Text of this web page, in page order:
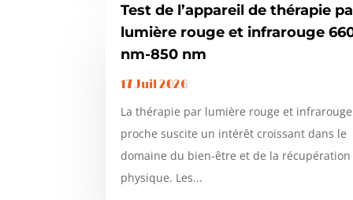
Test de l’appareil de thérapie
lumière rouge et infrarouge
nm-850 nm
17 Juil 2026
La thérapie par lumière rouge et infrarouge
proche suscite un intérêt croissant dans le
domaine du bien-être et de la récupération
physique. Les...